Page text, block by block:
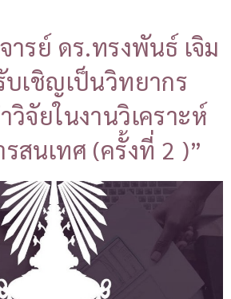
ารย์ ดร.ทรงพันธ์ เจิม
บเชิญเป็นวิทยากร
วิจัยในงานวิเคราะห์
สนเทศ (ครั้งที่ 2 )”